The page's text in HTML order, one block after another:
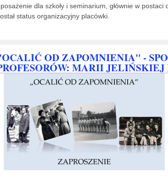
dla szkoły i seminarium, głównie w
status organizacyjny placówki.
OD ZAPOMNIENIA" -
MARII